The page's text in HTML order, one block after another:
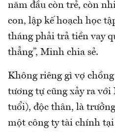
năm đầu còn trẻ, còn
con, lập kế hoạch học
tháng phải trả tiền vay
thẳng”, Minh chia sẻ.
Không riêng gì vợ
tương tự cũng xảy ra với
tuổi), độc thân, là
một công ty tài chính